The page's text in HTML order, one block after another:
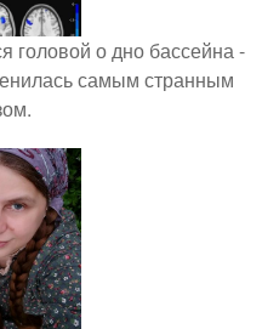
головой о дно бассейна -
самым странным